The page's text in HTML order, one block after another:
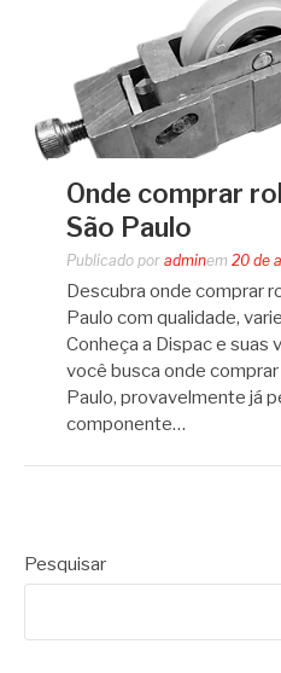
Onde comprar
São Paulo
Publicado por adminem 20 de
Descubra onde comprar
Paulo com qualidade,
Conheça a Dispac e suas
você busca onde
Paulo, provavelmente já
componente…
Pesquisar